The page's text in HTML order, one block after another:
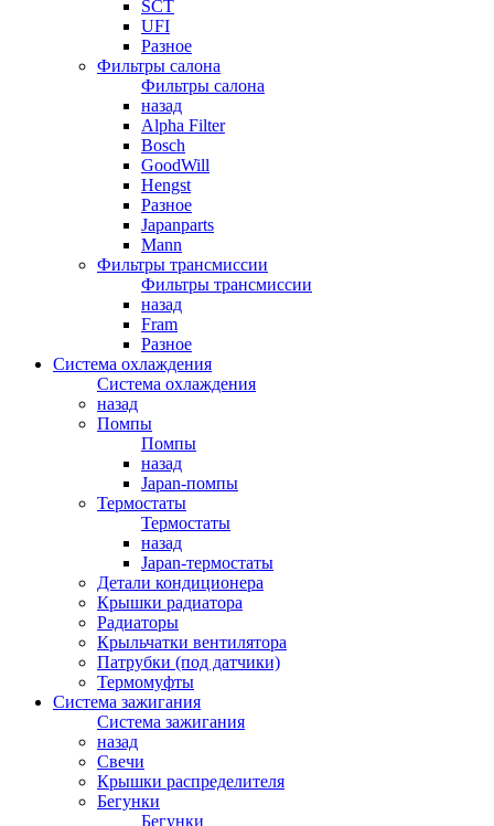
SCT
UFI
Разное
Фильтры салона
Фильтры салона
назад
Alpha Filter
Bosch
GoodWill
Hengst
Разное
Japanparts
Mann
Фильтры трансмиссии
Фильтры трансмиссии
назад
Fram
Разное
Система охлаждения
Система охлаждения
назад
Помпы
Помпы
назад
Japan-помпы
Термостаты
Термостаты
назад
Japan-термостаты
Детали кондиционера
Крышки радиатора
Радиаторы
Крыльчатки вентилятора
Патрубки (под датчики)
Термомуфты
Система зажигания
Система зажигания
назад
Свечи
Крышки распределителя
Бегунки
Бегунки